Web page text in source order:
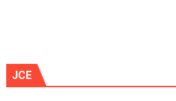
JCE